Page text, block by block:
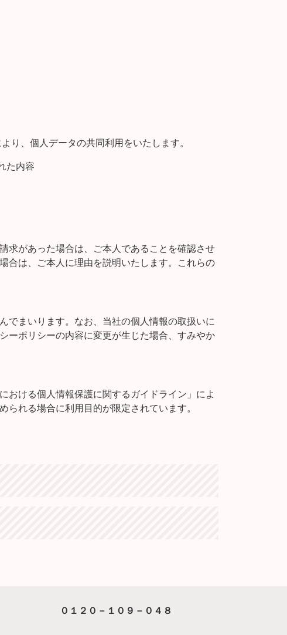
り、個人データの共同利用をいたします。
た内容
求があった場合は、ご本人であることを確認させ
合は、ご本人に理由を説明いたします。これらの
でまいります。なお、当社の個人情報の取扱いに
ーポリシーの内容に変更が生じた場合、すみやか
おける個人情報保護に関するガイドライン」によ
れる場合に利用目的が限定されています。
０１２０－１０９－０４８